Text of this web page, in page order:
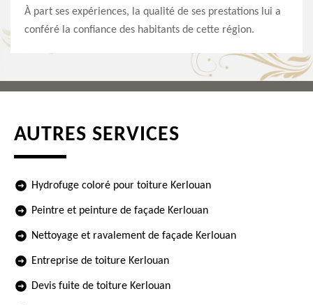
À part ses expériences, la qualité de ses prestations lui a
conféré la confiance des habitants de cette région.
AUTRES SERVICES
Hydrofuge coloré pour toiture Kerlouan
Peintre et peinture de façade Kerlouan
Nettoyage et ravalement de façade Kerlouan
Entreprise de toiture Kerlouan
Devis fuite de toiture Kerlouan